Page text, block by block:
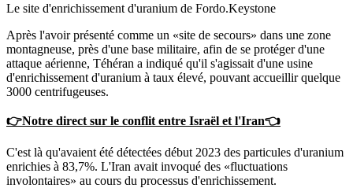
Le site d'enrichissement d'uranium de Fordo.Keystone
Après l'avoir présenté comme un «site de secours» dans une zone
montagneuse, près d'une base militaire, afin de se protéger d'une
attaque aérienne, Téhéran a indiqué qu'il s'agissait d'une usine
d'enrichissement d'uranium à taux élevé, pouvant accueillir quelque
3000 centrifugeuses.
👉Notre direct sur le conflit entre Israël et l'Iran👈
C'est là qu'avaient été détectées début 2023 des particules d'uranium
enrichies à 83,7%. L'Iran avait invoqué des «fluctuations
involontaires» au cours du processus d'enrichissement.